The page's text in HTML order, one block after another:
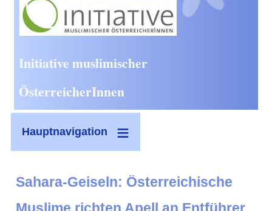
Initiative muslimischer
ÖsterreicherInnen
Hauptnavigation
Sahara-Geiseln: Österreichische
Muslime richten Apell an Entführer